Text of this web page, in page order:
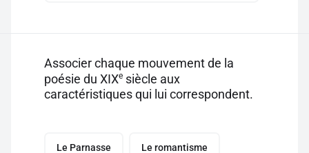
Associer chaque mouvement de la
poésie du XIXe siècle aux
caractéristiques qui lui correspondent.
Le Parnasse Le romantisme